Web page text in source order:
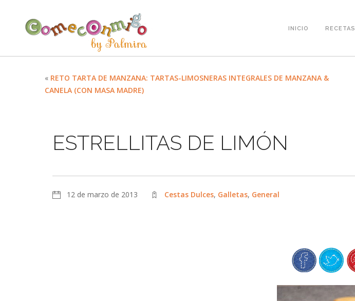
INICIO RECETAS
« RETO TARTA DE MANZANA: TARTAS-LIMOSNERAS INTEGRALES DE MANZANA &
CANELA (CON MASA MADRE)
ESTRELLITAS DE LIMÓN
12 de marzo de 2013 Cestas Dulces, Galletas, General